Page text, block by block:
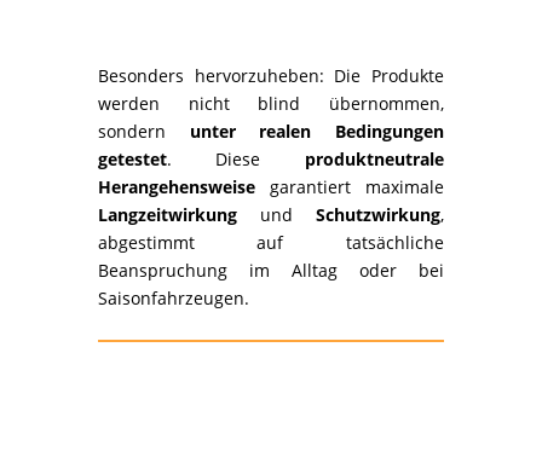
Besonders hervorzuheben: Die Produkte
werden nicht blind übernommen,
sondern unter realen Bedingungen
getestet. Diese produktneutrale
Herangehensweisegarantiert maximale
LangzeitwirkungundSchutzwirkung,
abgestimmt auf tatsächliche
Beanspruchung im Alltag oder bei
Saisonfahrzeugen.